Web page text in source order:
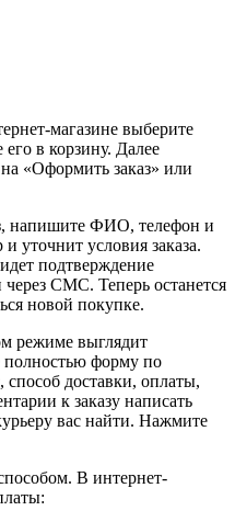
магазине выберите
в корзину. Далее
«Оформить заказ» или
напишите ФИО, телефон и
уточнит условия заказа.
подтверждение
СМС. Теперь останется
новой покупке.
режиме выглядит
полностью форму по
способ доставки, оплаты,
к заказу написать
вас найти. Нажмите
В интернет-